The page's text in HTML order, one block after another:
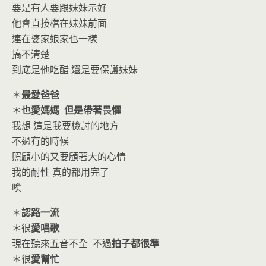
要是有人要跟妹妹示好
他會直接檔在妹妹前面
連在婆家娘家也一樣
搞不清楚
到底是他吃醋 還是要保護妹妹
＊最愛爸爸
＊也愛媽媽 但是帶著畏懼
我想 這是我要檢討的地方
不過有的時候
照顧小的又要顧著大的心情
我的耐性 真的都用完了
唉
＊認路一流
＊很愛唱歌
現在聽來五音不全 不過拍子都很準
＊很愛幫忙